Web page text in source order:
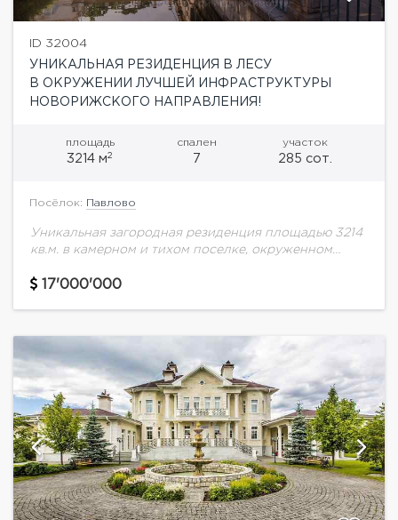
ID 32004
УНИКАЛЬНАЯ РЕЗИДЕНЦИЯ В ЛЕСУ
В ОКРУЖЕНИИ ЛУЧШЕЙ ИНФРАСТРУКТУРЫ
НОВОРИЖСКОГО НАПРАВЛЕНИЯ!
площадь
3214 м2
спален
7
участок
285 сот.
Посёлок: Павлово
Уникальная загородная резиденция площадью 3214
кв.м. в камерном и тихом поселке, окруженном
располагается на благоустроенном участке
17'000'000